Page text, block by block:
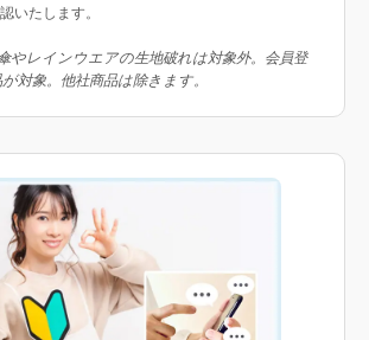
いたします。
やレインウエアの生地破れは対象外。会員登
対象。他社商品は除きます。